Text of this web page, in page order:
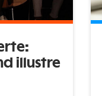
illustre